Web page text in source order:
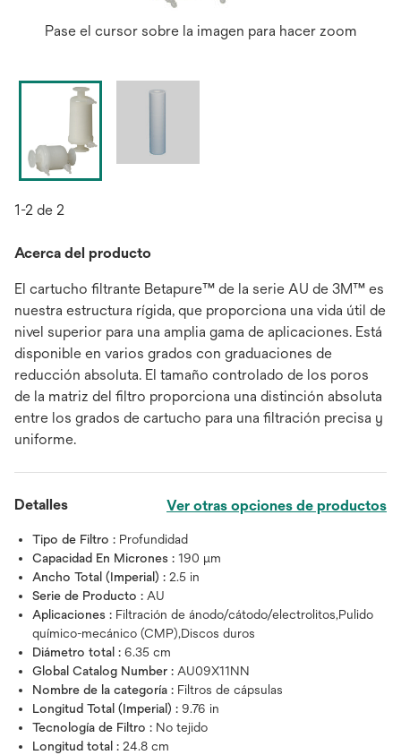
Pase el cursor sobre la imagen para hacer zoom
1-2 de 2
Acerca del producto
El cartucho filtrante Betapure™ de la serie AU de 3M™ es
nuestra estructura rígida, que proporciona una vida útil de
nivel superior para una amplia gama de aplicaciones. Está
disponible en varios grados con graduaciones de
reducción absoluta. El tamaño controlado de los poros
de la matriz del filtro proporciona una distinción absoluta
entre los grados de cartucho para una filtración precisa y
uniforme.
Detalles Ver otras opciones de productos
Tipo de Filtro : Profundidad
Capacidad En Micrones : 190 μm
Ancho Total (Imperial) : 2.5 in
Serie de Producto : AU
Aplicaciones : Filtración de ánodo/cátodo/electrolitos,Pulido
químico-mecánico (CMP),Discos duros
Diámetro total : 6.35 cm
Global Catalog Number : AU09X11NN
Nombre de la categoría : Filtros de cápsulas
Longitud Total (Imperial) : 9.76 in
Tecnología de Filtro : No tejido
Longitud total : 24.8 cm